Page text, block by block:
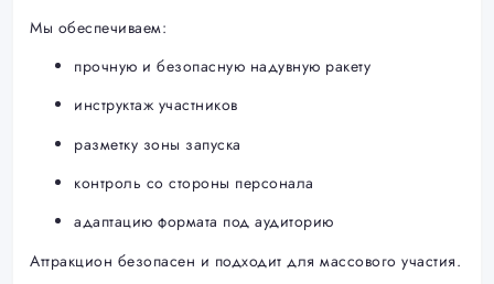
Мы обеспечиваем:
прочную и безопасную надувную ракету
инструктаж участников
разметку зоны запуска
контроль со стороны персонала
адаптацию формата под аудиторию
Аттракцион безопасен и подходит для массового участия.